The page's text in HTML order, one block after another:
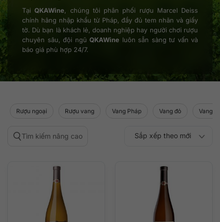
TạiQKAWine, chúng tôi phân phối rượu Marcel Deiss
chính hãng nhập khẩu từ Pháp, đầy đủ tem nhãn và giấy
tờ. Dù bạn là khách lẻ, doanh nghiệp hay người chơi rượu
chuyên sâu, đội ngũ QKAWine luôn sẵn sàng tư vấn và
báo giá phù hợp 24/7.
Rượu ngoại Rượu vang Vang Pháp Vang đỏ Vang
Tìm kiếm nâng cao Sắp xếp theo
Sắp xếp theo mới